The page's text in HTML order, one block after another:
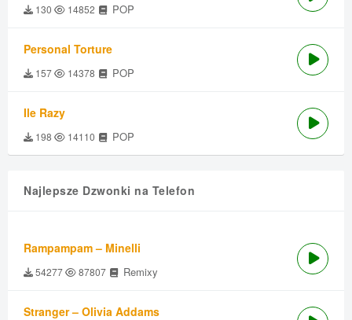
130 14852 POP
Personal Torture
157 14378 POP
Ile Razy
198 14110 POP
Najlepsze Dzwonki na Telefon
Rampampam – Minelli
54277 87807 Remixy
Stranger – Olivia Addams